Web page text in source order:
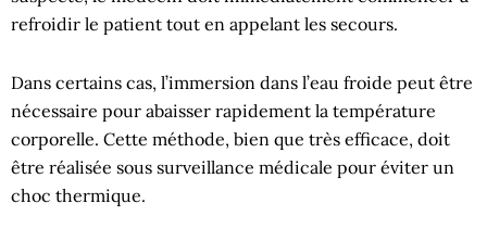
refroidir le patient tout en appelant les secours.
Dans certains cas, l’immersion dans l’eau froide peut être
nécessaire pour abaisser rapidement la température
corporelle. Cette méthode, bien que très efficace, doit
être réalisée sous surveillance médicale pour éviter un
choc thermique.